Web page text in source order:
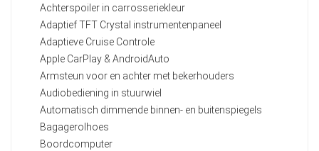
Achterspoiler in carrosseriekleur
Adaptief TFT Crystal instrumentenpaneel
Adaptieve Cruise Controle
Apple CarPlay & AndroidAuto
Armsteun voor en achter met bekerhouders
Audiobediening in stuurwiel
Automatisch dimmende binnen- en buitenspiegels
Bagagerolhoes
Boordcomputer